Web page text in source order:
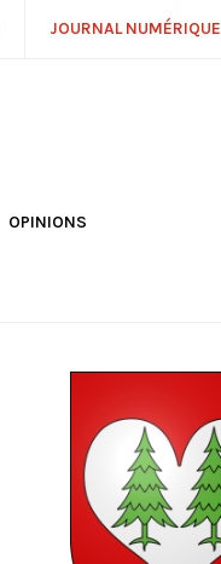
JOURNAL NUMÉRIQUE
OPINIONS